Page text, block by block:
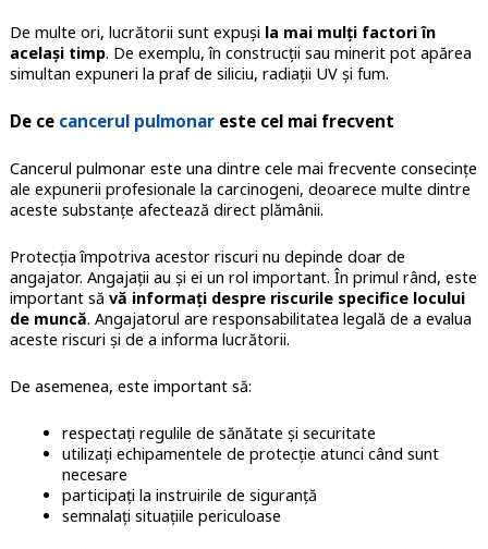
De multe ori, lucrătorii sunt expuși la mai mulți factori în
același timp. De exemplu, în construcții sau minerit pot apărea
simultan expuneri la praf de siliciu, radiații UV și fum.
De ce cancerul pulmonareste cel mai frecvent
Cancerul pulmonar este una dintre cele mai frecvente consecințe
ale expunerii profesionale la carcinogeni, deoarece multe dintre
aceste substanțe afectează direct plămânii.
Protecția împotriva acestor riscuri nu depinde doar de
angajator. Angajații au și ei un rol important. În primul rând, este
important să vă informați despre riscurile specifice locului
de muncă. Angajatorul are responsabilitatea legală de a evalua
aceste riscuri și de a informa lucrătorii.
De asemenea, este important să:
respectați regulile de sănătate și securitate
utilizați echipamentele de protecție atunci când sunt
necesare
participați la instruirile de siguranță
semnalați situațiile periculoase